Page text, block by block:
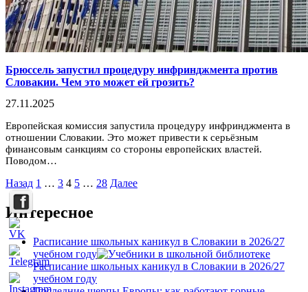
Брюссель запустил процедуру инфринджмента против
Словакии. Чем это может ей грозить?
27.11.2025
Европейская комиссия запустила процедуру инфринджмента в
отношении Словакии. Это может привести к серьёзным
финансовым санкциям со стороны европейских властей.
Поводом…
Пагинация
записей
Назад 1 … 3 4 5 … 28 Далее
Интересное
Расписание школьных каникул в Словакии в 2026/27
учебном году
Расписание школьных каникул в Словакии в 2026/27
учебном году